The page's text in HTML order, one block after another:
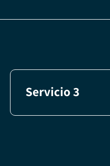
Servicio 3